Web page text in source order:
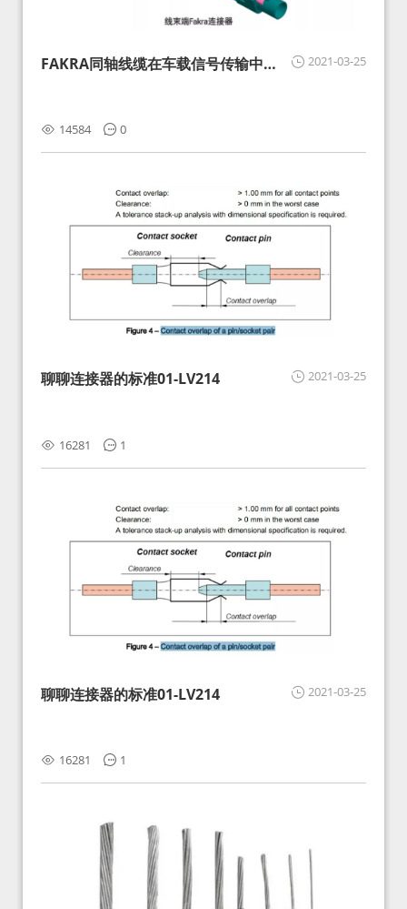
2021-03-25
FAKRA同轴线缆在车载信号传输中的
14584 0
2021-03-25
聊聊连接器的标准01-LV214
16281 1
2021-03-25
聊聊连接器的标准01-LV214
16281 1